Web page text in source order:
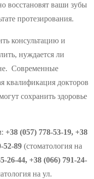
восстановят ваши зубы
протезирования.
консультацию и
нуждается ли
Современные
квалификация докторов
сохранить здоровье
+38 (057) 778-53-19, +38
52-89 (стоматология на
26-44, +38 (066) 791-24-
на ул.